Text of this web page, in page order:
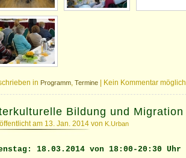
in Programm Termine | Kein Kommentar möglich
Bildung und Migration
am 13. Jan. 2014 von K.Urban
18.03.2014 von 18:00-20:30 Uhr